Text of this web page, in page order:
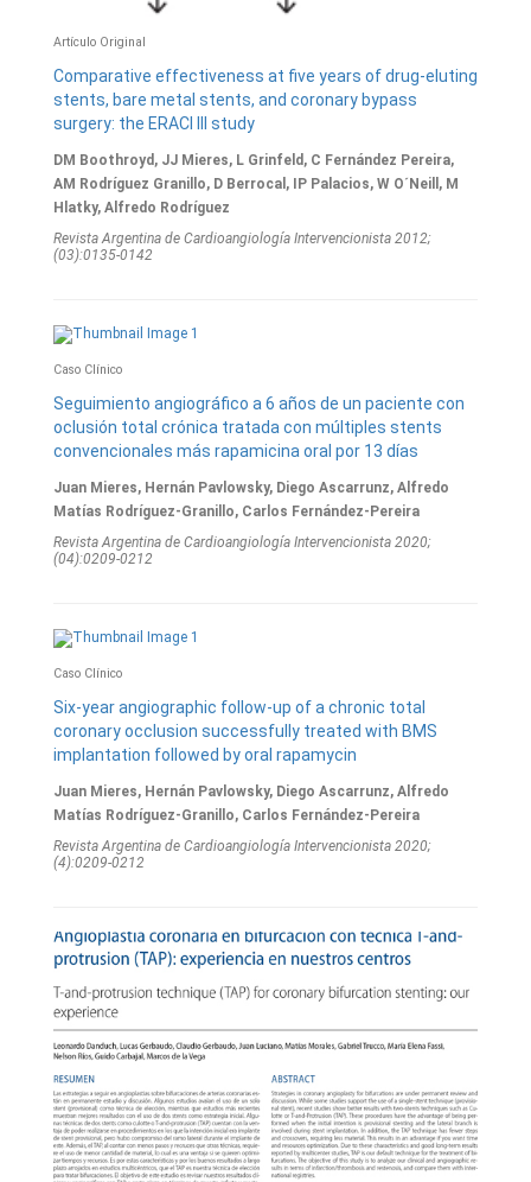
Artículo Original
Comparative effectiveness at five years of drug-eluting
stents, bare metal stents, and coronary bypass
surgery: the ERACI III study
DM Boothroyd, JJ Mieres, L Grinfeld, C Fernández Pereira,
AM Rodríguez Granillo, D Berrocal, IP Palacios, W O´Neill, M
Hlatky, Alfredo Rodríguez
Revista Argentina de Cardioangiologí­a Intervencionista 2012;
(03):0135-0142
Caso Clínico
Seguimiento angiográfico a 6 años de un paciente con
oclusión total crónica tratada con múltiples stents
convencionales más rapamicina oral por 13 días
Juan Mieres, Hernán Pavlowsky, Diego Ascarrunz, Alfredo
Matías Rodríguez-Granillo, Carlos Fernández-Pereira
Revista Argentina de Cardioangiologí­a Intervencionista 2020;
(04):0209-0212
Caso Clínico
Six-year angiographic follow-up of a chronic total
coronary occlusion successfully treated with BMS
implantation followed by oral rapamycin
Juan Mieres, Hernán Pavlowsky, Diego Ascarrunz, Alfredo
Matías Rodríguez-Granillo, Carlos Fernández-Pereira
Revista Argentina de Cardioangiologí­a Intervencionista 2020;
(4):0209-0212